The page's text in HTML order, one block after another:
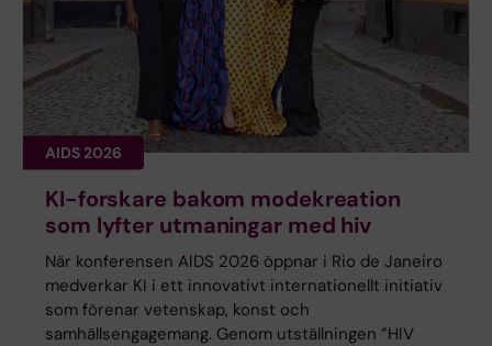
AIDS 2026
KI-forskare bakom modekreation
som lyfter utmaningar med hiv
När konferensen AIDS 2026 öppnar i Rio de Janeiro
medverkar KI i ett innovativt internationellt initiativ
som förenar vetenskap, konst och
samhällsengagemang. Genom utställningen ”HIV